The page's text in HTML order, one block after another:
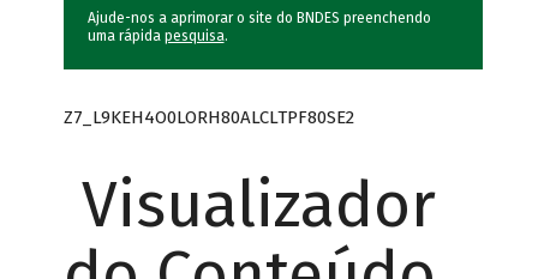
Ajude-nos a aprimorar o site do BNDES preenchendo
uma rápida pesquisa.
Z7_L9KEH4O0LORH80ALCLTPF80SE2
Visualizador